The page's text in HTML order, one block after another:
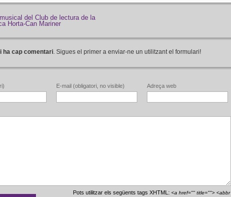
del Club de lectura de la
Horta-Can Mariner
ha cap comentari. Sigues el primer a enviar-ne un utilitzant el formulari!
E-mail (obligatori, no visible) Adreça web
Pots utilitzar els següents tags XHTML:<a href="" title=""> <abbr